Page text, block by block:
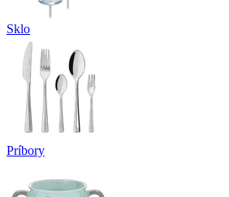
Sklo
Príbory